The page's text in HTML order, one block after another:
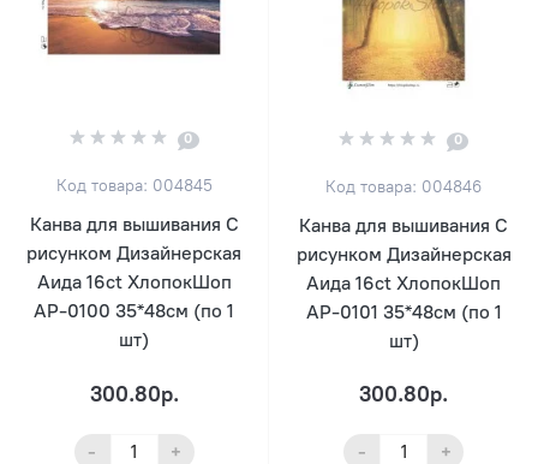
0
Код товара: 004845
Канва для вышивания С
рисунком Дизайнерская
Аида 16ct ХлопокШоп
АР-0100 35*48см (по 1
шт)
300.80р.
- +
0
Код товара: 004846
Канва для вышивания С
рисунком Дизайнерская
Аида 16ct ХлопокШоп
АР-0101 35*48см (по 1
шт)
300.80р.
- +